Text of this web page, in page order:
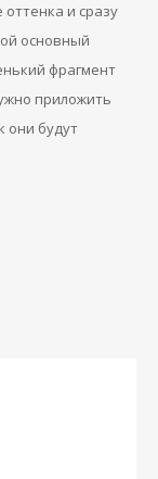
и сразу
основный
фрагмент
приложить
они будут